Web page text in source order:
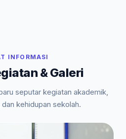
INFORMASI
& Galeri
seputar kegiatan akademik,
kehidupan sekolah.